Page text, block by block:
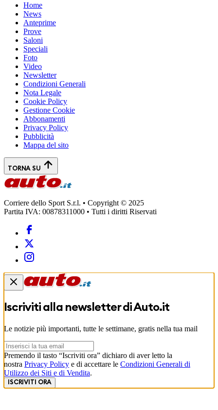
Home
News
Anteprime
Prove
Saloni
Speciali
Foto
Video
Newsletter
Condizioni Generali
Nota Legale
Cookie Policy
Gestione Cookie
Abbonamenti
Privacy Policy
Pubblicità
Mappa del sito
TORNA SU
Corriere dello Sport S.r.l. • Copyright © 2025
Partita IVA: 00878311000 • Tutti i diritti Riservati
Iscriviti alla newsletter diAuto.it
Le notizie più importanti, tutte le settimane, gratis nella tua mail
Premendo il tasto “Iscriviti ora” dichiaro di aver letto la
nostra Privacy Policy e di accettare le Condizioni Generali di
Utilizzo dei Siti e di Vendita.
ISCRIVITI ORA